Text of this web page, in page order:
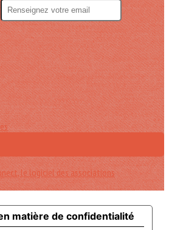
le logiciel des associations
matière de confidentialité